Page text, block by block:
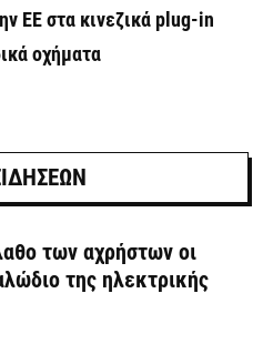
ΕΕ στα κινεζικά plug-in
οχήματα
των αχρήστων οι
της ηλεκτρικής